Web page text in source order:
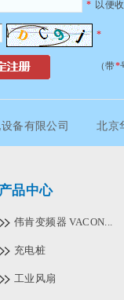
* 以便
*
（带*
备有限公司 北京
产品中心
伟肯变频器 VACON...
充电桩
工业风扇